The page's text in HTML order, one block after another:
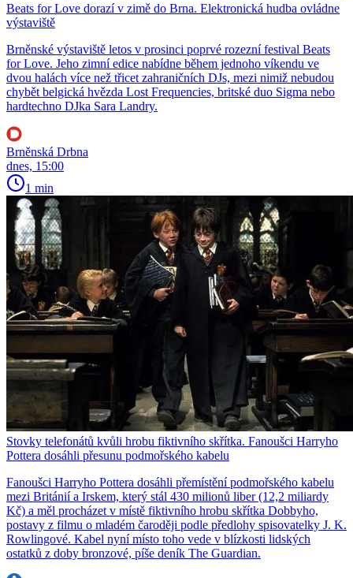
Beats for Love dorazí v zimě do Brna. Elektronická hudba ovládne
výstaviště
Brněnské výstaviště letos v prosinci poprvé rozezní festival Beats
for Love. Jeho zimní edice nabídne během jednoho víkendu ve
dvou halách více než třicet zahraničních DJs, mezi nimiž nebudou
chybět belgická hvězda Lost Frequencies, britské duo Sigma nebo
hardtechno DJka Sara Landry.
Brněnská Drbna
dnes, 15:00
1 min
Stovky telefonátů kvůli hrobu fiktivního skřítka. Fanoušci Harryho
Pottera dosáhli přesunu podmořského kabelu
Fanoušci Harryho Pottera dosáhli přemístění podmořského kabelu
mezi Británií a Irskem, který stál 430 milionů liber (12,2 miliardy
Kč) a měl procházet v místě fiktivního hrobu skřítka Dobbyho,
postavy z filmu o mladém čaroději podle předlohy spisovatelky J. K.
Rowlingové. Kabel nyní místo toho vede v blízkosti lidských
ostatků z doby bronzové, píše deník The Guardian.